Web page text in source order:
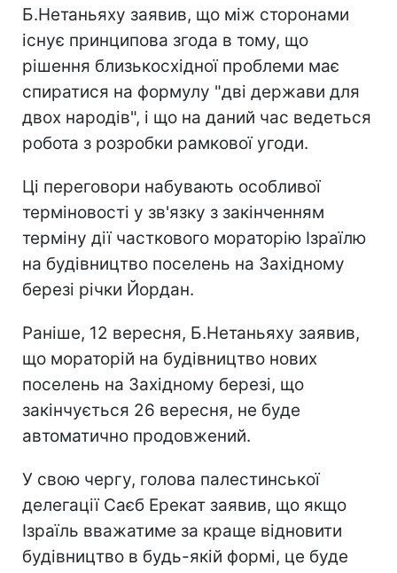
Б.Нетаньяху заявив, що між сторонами
існує принципова згода в тому, що
рішення близькосхідної проблеми має
спиратися на формулу "дві держави для
двох народів", і що на даний час ведеться
робота з розробки рамкової угоди.
Ці переговори набувають особливої
терміновості у зв'язку з закінченням
терміну дії часткового мораторію Ізраїлю
на будівництво поселень на Західному
березі річки Йордан.
Раніше, 12 вересня, Б.Нетаньяху заявив,
що мораторій на будівництво нових
поселень на Західному березі, що
закінчується 26 вересня, не буде
автоматично продовжений.
У свою чергу, голова палестинської
делегації Саєб Ерекат заявив, що якщо
Ізраїль вважатиме за краще відновити
будівництво в будь-якій формі, це буде